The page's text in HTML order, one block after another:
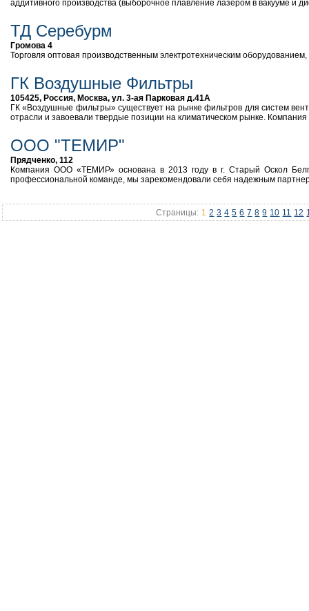
аддитивного производства (выборочное плавление лазером в вакууме и
ТД Серебурм
Громова 4
Торговля оптовая производственным электротехническим
ГК Воздушные Фильтры
105425, Россия, Москва, ул. 3-ая Парковая д.41А
ГК «Воздушные фильтры» существует на рынке фильтров для систем
отрасли и завоевали твердые позиции на климатическом рынке.
ООО "ТЕМИР"
Прядченко, 112
Компания ООО «ТЕМИР» основана в 2013 году в г. Старый Оскол
профессиональной команде, мы зарекомендовали себя надежным
Страницы: 1 2 3 4 5 6 7 8 9 10 11 12